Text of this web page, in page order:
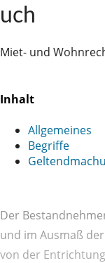
uch
Miet- und
Inhalt
Allgemeines
Begriffe
Der
und im Ausmaß
von der